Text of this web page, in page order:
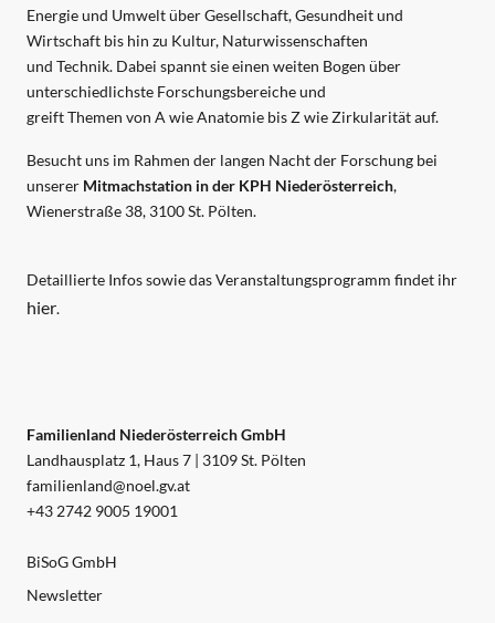
Energie und Umwelt über Gesellschaft, Gesundheit und
Wirtschaft bis hin zu Kultur, Naturwissenschaften
und Technik. Dabei spannt sie einen weiten Bogen über
unterschiedlichste Forschungsbereiche und
greift Themen von A wie Anatomie bis Z wie Zirkularität auf.
Besucht uns im Rahmen der langen Nacht der Forschung bei
unserer Mitmachstation in der KPH Niederösterreich,
Wienerstraße 38, 3100 St. Pölten.
Detaillierte Infos sowie das Veranstaltungsprogramm findet ihr
hier.
Familienland Niederösterreich GmbH
Landhausplatz 1, Haus 7 | 3109 St. Pölten
familienland@noel.gv.at
+43 2742 9005 19001
BiSoG GmbH
Newsletter